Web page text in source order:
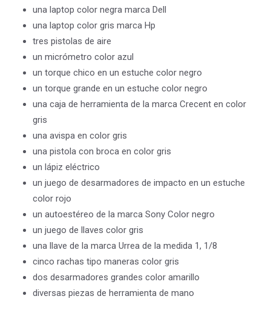
una laptop color negra marca Dell
una laptop color gris marca Hp
tres pistolas de aire
un micrómetro color azul
un torque chico en un estuche color negro
un torque grande en un estuche color negro
una caja de herramienta de la marca Crecent en color
gris
una avispa en color gris
una pistola con broca en color gris
un lápiz eléctrico
un juego de desarmadores de impacto en un estuche
color rojo
un autoestéreo de la marca Sony Color negro
un juego de llaves color gris
una llave de la marca Urrea de la medida 1, 1/8
cinco rachas tipo maneras color gris
dos desarmadores grandes color amarillo
diversas piezas de herramienta de mano